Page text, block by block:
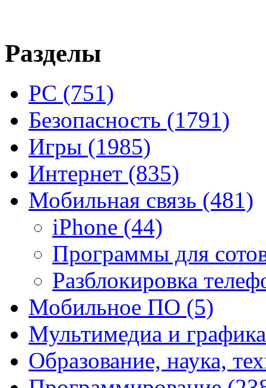
Разделы
PC (751)
Безопасность (1791)
Игры (1985)
Интернет (835)
Мобильная связь (481)
iPhone (44)
Программы для
Разблокировка
Мобильное ПО (5)
Мультимедиа и
Образование, наука,